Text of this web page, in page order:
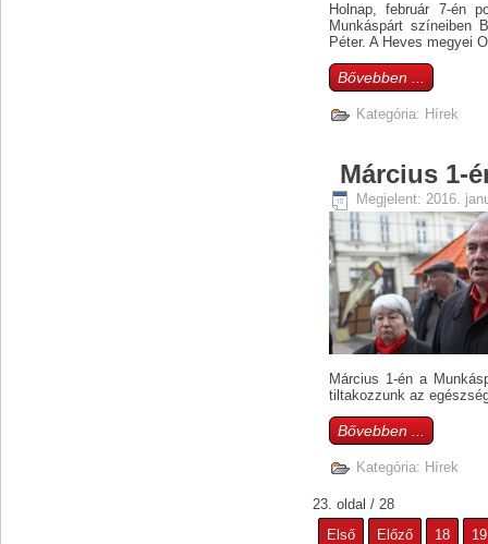
Holnap, február 7-én
Munkáspárt színeiben
Péter. A Heves megyei
Bővebben ...
Kategória: Hírek
Március 1-
Megjelent: 2016.
Március 1-én a
tiltakozzunk az
Bővebben ...
Kategória: Hírek
23. oldal / 28
Első
Előző 18 19